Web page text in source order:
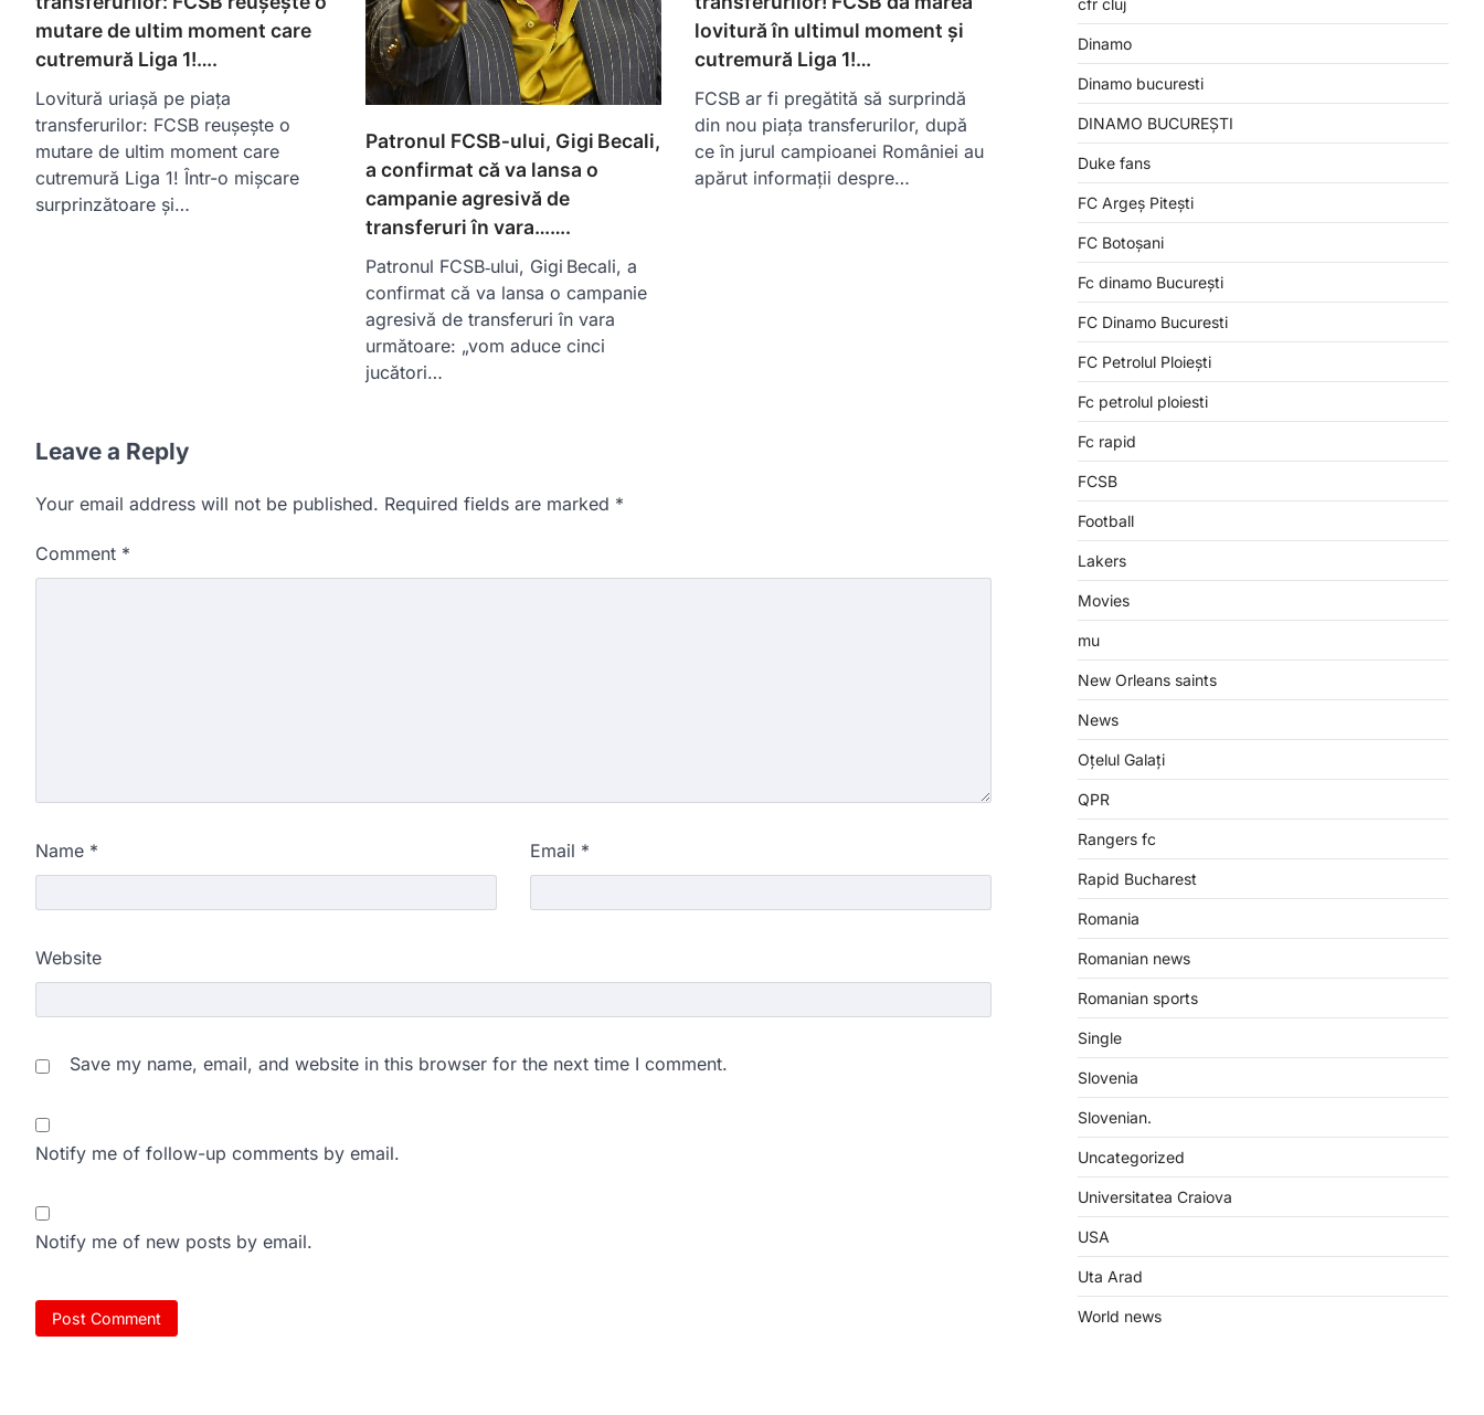
mutare de ultim moment care
cutremură Liga 1!….
Lovitură uriașă pe piața
transferurilor: FCSB reușește o
mutare de ultim moment care
cutremură Liga 1! Într-o mișcare
surprinzătoare și…
Patronul FCSB‑ului, Gigi Becali,
a confirmat că va lansa o
campanie agresivă de
transferuri în vara…….
Patronul FCSB‑ului, Gigi Becali, a
confirmat că va lansa o campanie
agresivă de transferuri în vara
următoare: „vom aduce cinci
jucători…
lovitură în ultimul moment și
cutremură Liga 1!…
FCSB ar fi pregătită să surprindă
din nou piața transferurilor, după
ce în jurul campioanei României au
apărut informații despre…
Leave a Reply
Your email address will not be published. Required fields are marked *
Comment *
Name * Email *
Website
Save my name, email, and website in this browser for the next time I comment.
Notify me of follow-up comments by email.
Notify me of new posts by email.
cfr cluj
Dinamo
Dinamo bucuresti
DINAMO BUCUREȘTI
Duke fans
FC Argeș Pitești
FC Botoșani
Fc dinamo București
FC Dinamo Bucuresti
FC Petrolul Ploiești
Fc petrolul ploiesti
Fc rapid
FCSB
Football
Lakers
Movies
mu
New Orleans saints
News
Oțelul Galați
QPR
Rangers fc
Rapid Bucharest
Romania
Romanian news
Romanian sports
Single
Slovenia
Slovenian.
Uncategorized
Universitatea Craiova
USA
Uta Arad
World news